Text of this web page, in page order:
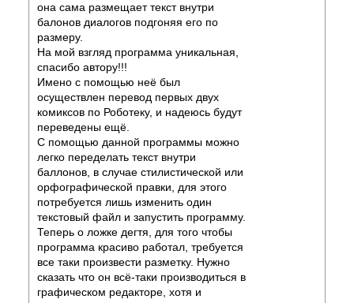
она сама размещает текст внутри
балонов диалогов подгоняя его по
размеру.
На мой взгляд программа уникальная,
спасибо автору!!!
Имено с помощью неё был
осуществлен перевод первых двух
комиксов по Роботеку, и надеюсь будут
переведены ещё.
С помощью данной программы можно
легко переделать текст внутри
баллонов, в случае стилистической или
орфографической правки, для этого
потребуется лишь изменить один
текстовый файл и запустить программу.
Теперь о ложке дегтя, для того чтобы
программа красиво работал, требуется
все таки произвести разметку. Нужно
сказать что он всё-таки производиться в
графическом редакторе, хотя и